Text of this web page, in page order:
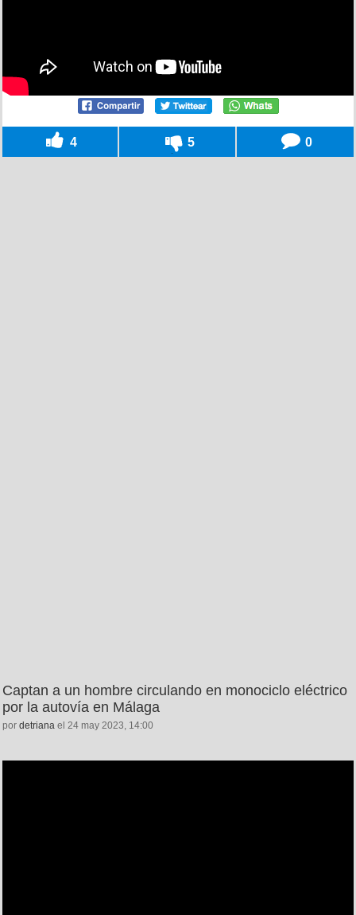
4 5 0
Captan a un hombre circulando en monociclo eléctrico
por la autovía en Málaga
por detriana el 24 may 2023, 14:00